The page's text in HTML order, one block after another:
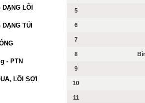
LÕI
TÚI
- PTN
LÕI SỢI
5
6
7
8
9
10
11